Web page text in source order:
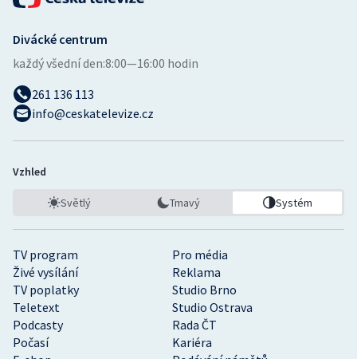
TV program
Pro média
Živé vysílání
Reklama
TV poplatky
Studio Brno
Teletext
Studio Ostrava
Podcasty
Rada ČT
Počasí
Kariéra
Divácké centrum
každý všední den:8:00—16:00 hodin
261 136 113
info@ceskatelevize.cz
Vzhled
Světlý Tmavý Systém